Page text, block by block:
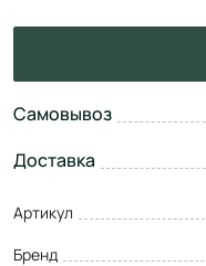
Самовывоз
Доставка
Артикул
Бренд